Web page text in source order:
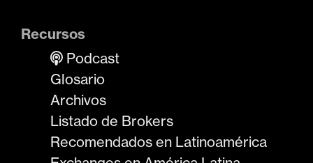
Recursos
Podcast
Glosario
Archivos
Listado de Brokers
Recomendados en Latinoamérica